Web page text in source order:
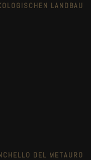
LANDBAU
DEL METAURO